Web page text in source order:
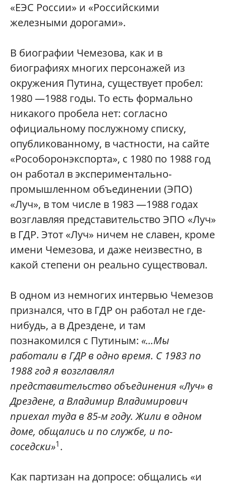
«ЕЭС России» и «Российскими
железными дорогами».
В биографии Чемезова, как и в
биографиях многих персонажей из
окружения Путина, существует пробел:
1980 —1988 годы. То есть формально
никакого пробела нет: согласно
официальному послужному списку,
опубликованному, в частности, на сайте
«Рособоронэкспорта», с 1980 по 1988 год
он работал в экспериментально-
промышленном объединении (ЭПО)
«Луч», в том числе в 1983 —1988 годах
возглавляя представительство ЭПО «Луч»
в ГДР. Этот «Луч» ничем не славен, кроме
имени Чемезова, и даже неизвестно, в
какой степени он реально существовал.
В одном из немногих интервью Чемезов
признался, что в ГДР он работал не где-
нибудь, а в Дрездене, и там
познакомился с Путиным: «...Мы
работали в ГДР в одно время. С 1983 по
1988 год я возглавлял
представительство объединения «Луч» в
Дрездене, а Владимир Владимирович
приехал туда в 85-м году. Жили в одном
доме, общались и по службе, и по-
соседски»1 .
Как партизан на допросе: общались «и